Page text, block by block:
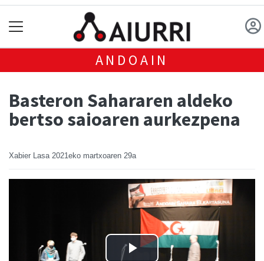
ANDOAIN
Basteron Sahararen aldeko
bertso saioaren aurkezpena
Xabier Lasa 2021eko martxoaren 29a